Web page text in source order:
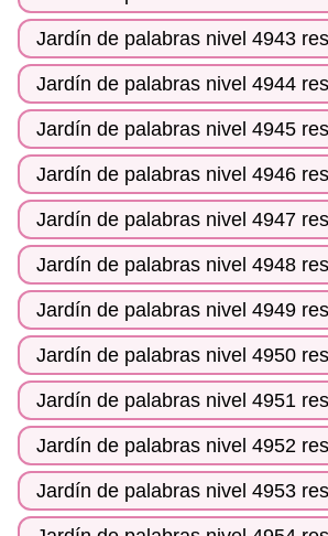
Jardín de palabras nivel 4943
Jardín de palabras nivel 4944
Jardín de palabras nivel 4945
Jardín de palabras nivel 4946
Jardín de palabras nivel 4947
Jardín de palabras nivel 4948
Jardín de palabras nivel 4949
Jardín de palabras nivel 4950
Jardín de palabras nivel 4951
Jardín de palabras nivel 4952
Jardín de palabras nivel 4953